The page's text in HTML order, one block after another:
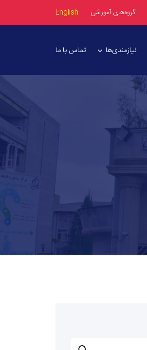
گروه‌های آموزشی English
نیازمندی‌ها تماس با ما